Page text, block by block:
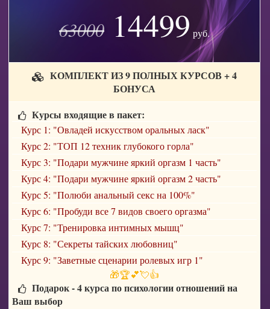
63000 14499 руб.
КОМПЛЕКТ ИЗ 9 ПОЛНЫХ КУРСОВ + 4
БОНУСА
Курсы входящие в пакет:
Курс 1: "Овладей искусством оральных ласк"
Курс 2: "ТОП 12 техник глубокого горла"
Курс 3: "Подари мужчине яркий оргазм 1 часть"
Курс 4: "Подари мужчине яркий оргазм 2 часть"
Курс 5: "Полюби анальный секс на 100%"
Курс 6: "Пробуди все 7 видов своего оргазма"
Курс 7: "Тренировка интимных мышц"
Курс 8: "Секреты тайских любовниц"
Курс 9: "Заветные сценарии ролевых игр 1"
🎁🏆💕💘👍
Подарок - 4 курса по психологии отношений на
Ваш выбор